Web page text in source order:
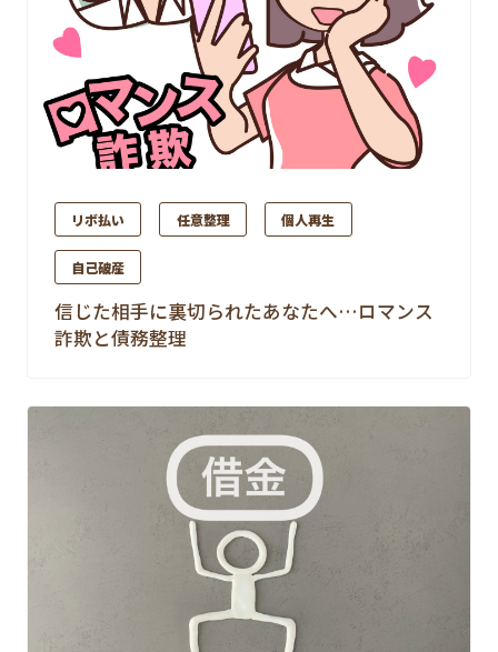
リボ払い 任意整理 個人再生
自己破産
信じた相手に裏切られたあなたへ…ロマンス
詐欺と債務整理